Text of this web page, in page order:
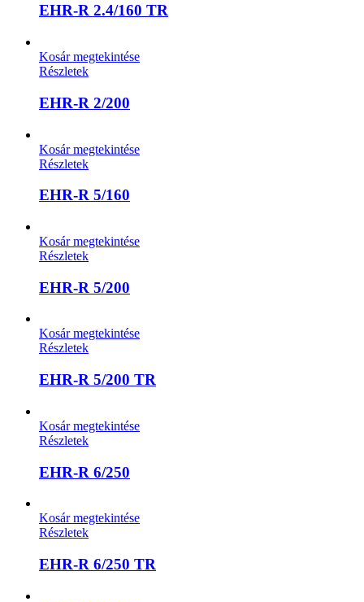
EHR-R 2.4/160 TR
Kosár megtekintése
Részletek
EHR-R 2/200
Kosár megtekintése
Részletek
EHR-R 5/160
Kosár megtekintése
Részletek
EHR-R 5/200
Kosár megtekintése
Részletek
EHR-R 5/200 TR
Kosár megtekintése
Részletek
EHR-R 6/250
Kosár megtekintése
Részletek
EHR-R 6/250 TR